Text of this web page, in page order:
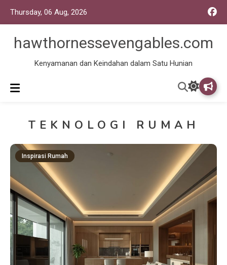
Thursday, 06 Aug, 2026
hawthornessevengables.com
Kenyamanan dan Keindahan dalam Satu Hunian
TEKNOLOGI RUMAH
Inspirasi Rumah